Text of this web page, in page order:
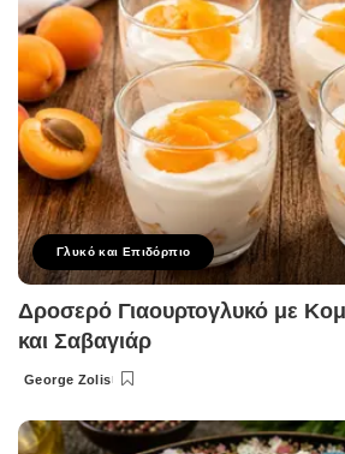
Γλυκό και Επιδόρπιο
Δροσερό Γιαουρτογλυκό με
και Σαβαγιάρ
Posted
George Zolis